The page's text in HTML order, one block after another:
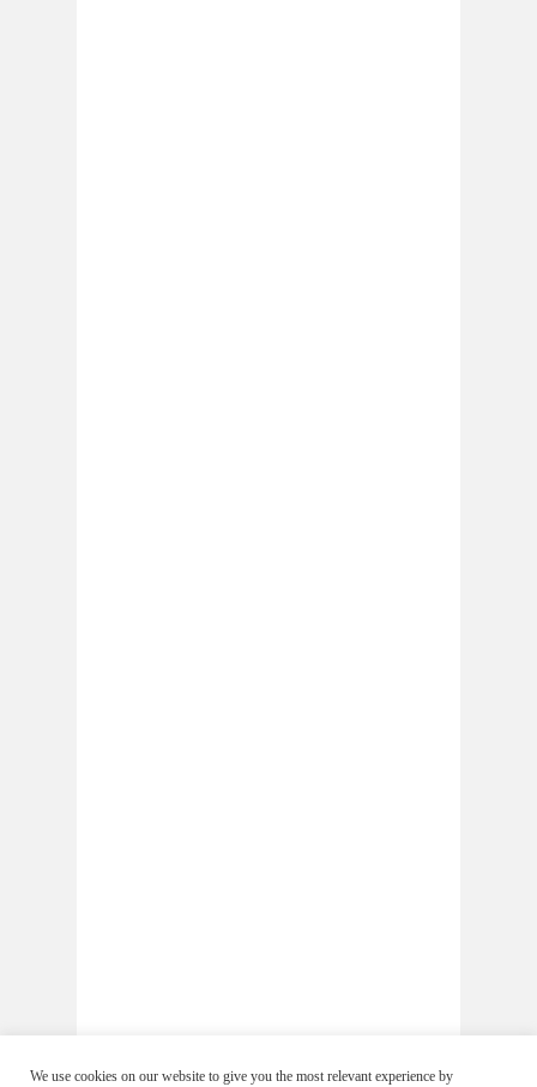
We use cookies on our website to give you the most relevant experience by